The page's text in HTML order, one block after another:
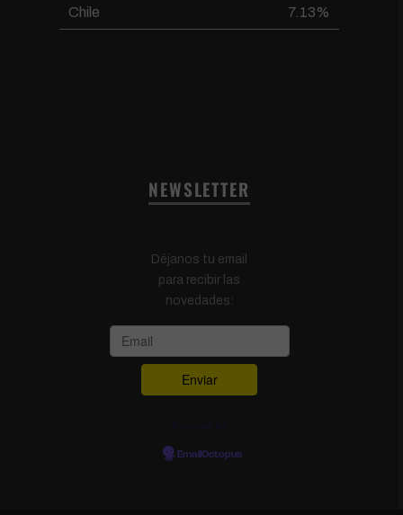
Chile 7.13%
NEWSLETTER
Déjanos tu email
para recibir las
novedades:
EmailOctopus